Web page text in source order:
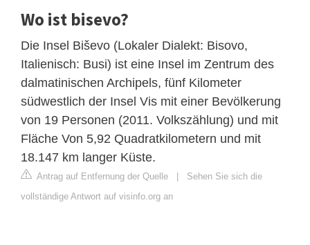
Wo ist bisevo?
Die Insel Biševo (Lokaler Dialekt: Bisovo,
Italienisch: Busi) ist eine Insel im Zentrum des
dalmatinischen Archipels, fünf Kilometer
südwestlich der Insel Vis mit einer Bevölkerung
von 19 Personen (2011. Volkszählung) und mit
Fläche Von 5,92 Quadratkilometern und mit
18.147 km langer Küste.
Antrag auf Entfernung der Quelle | Sehen Sie sich die
vollständige Antwort auf visinfo.org an